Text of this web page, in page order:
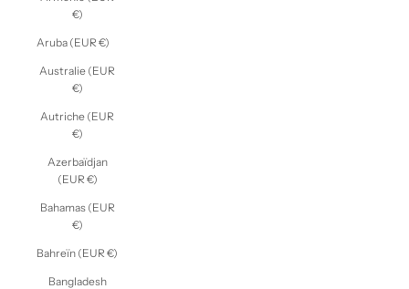
€)
Aruba (EUR €)
Australie (EUR
€)
Autriche (EUR
€)
Azerbaïdjan
(EUR €)
Bahamas (EUR
€)
Bahreïn (EUR €)
Bangladesh